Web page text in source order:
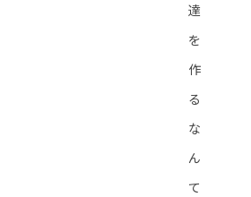
達
を
作
る
な
ん
て